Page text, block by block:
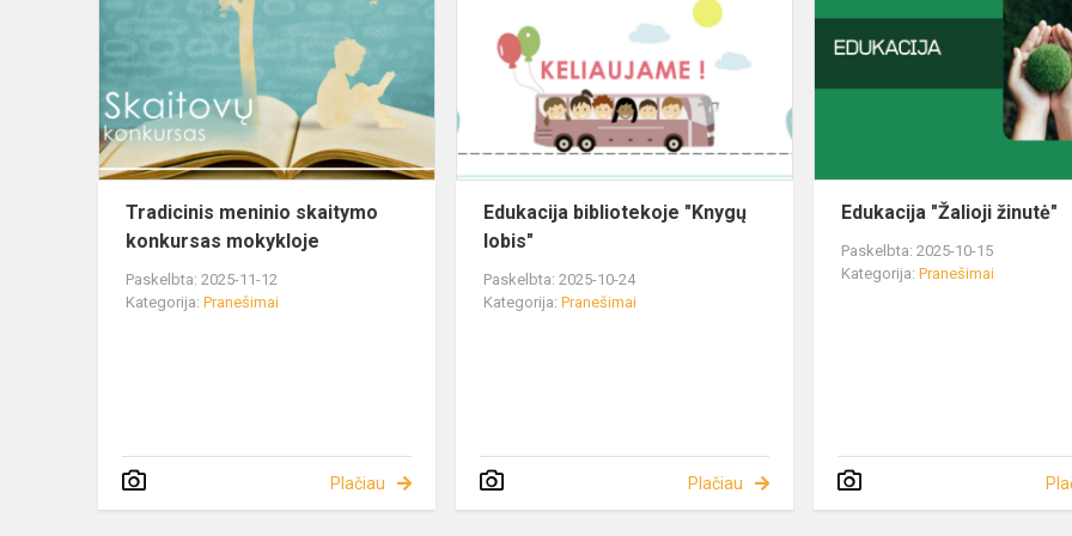
Tradicinis meninio skaitymo
konkursas mokykloje
Paskelbta: 2025-11-12
Kategorija: Pranešimai
Plačiau
Edukacija bibliotekoje "Knygų
lobis"
Paskelbta: 2025-10-24
Kategorija:Pranešimai
Plačiau
Edukacija "Žalioji žinutė"
Paskelbta: 2025-10-15
Kategorija:Pranešimai